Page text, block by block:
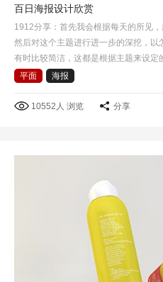
百日海报设计欣赏
1912分享：首先我会根据每天的所见
然后对这个主题进行进一步的深挖，以
有时比较简洁，这都是根据主题来设
怎样才根据有冲击力，而且具有美感。
平面 海报
10552人 浏览 分享